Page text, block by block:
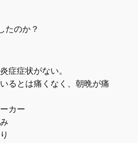
たのか？
症症状がない。
るとは痛くなく、朝晩が痛
カー